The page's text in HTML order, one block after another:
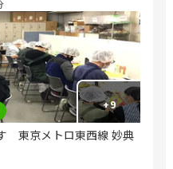
+9
東京メトロ東西線 妙典